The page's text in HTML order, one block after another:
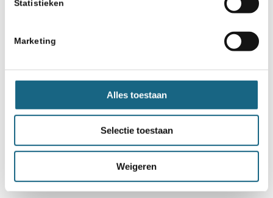
Statistieken
Marketing
Alles toestaan
Selectie toestaan
Weigeren